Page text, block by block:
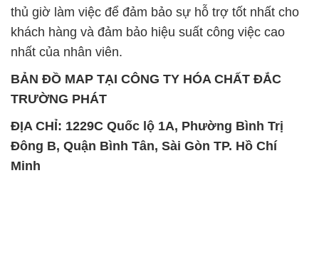
TRƯỜNG PHÁT
ĐỊA CHỈ: 1229C Quốc lộ 1A, Phường Bình Trị
Đông B, Quận Bình Tân, Sài Gòn TP. Hồ Chí
Minh